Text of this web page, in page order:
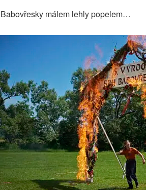
Babovřesky málem lehly popelem…